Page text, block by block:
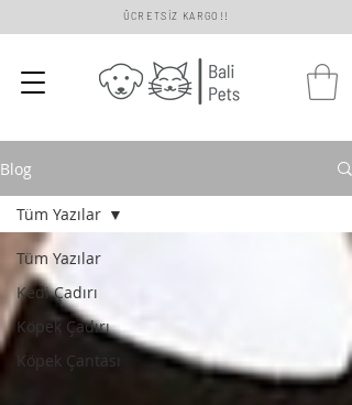
ÜCRETSİZ KARGO!!
Blog
Tüm Yazılar
Kedi Çadırı
Köpek Çadırı
Köpek Çantası
Tüm Yazılar